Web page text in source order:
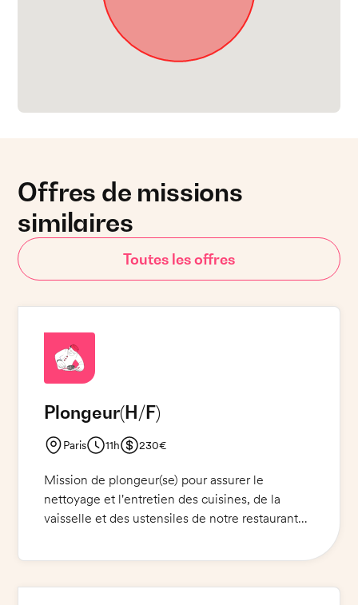
Offres de missions
similaires
Toutes les offres
Plongeur(H/F)
Paris 11h 230€
Mission de plongeur(se) pour assurer le
nettoyage et l'entretien des cuisines, de la
vaisselle et des ustensiles de notre restaurant
de nettoyer les sols et les surfaces, de laver et